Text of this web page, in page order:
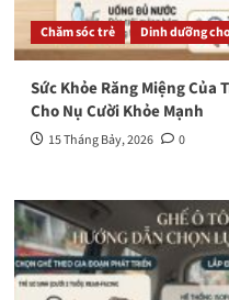
Chăm sóc trẻ Dinh dưỡng
Sức Khỏe Răng Miệng Của
Cho Nụ Cười Khỏe Mạnh
15 Tháng Bảy, 2026 0